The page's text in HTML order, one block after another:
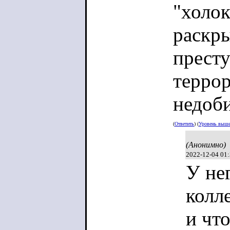
(Ответить) (Уровень выше
(Анонимно)
2022-12-04
У
и